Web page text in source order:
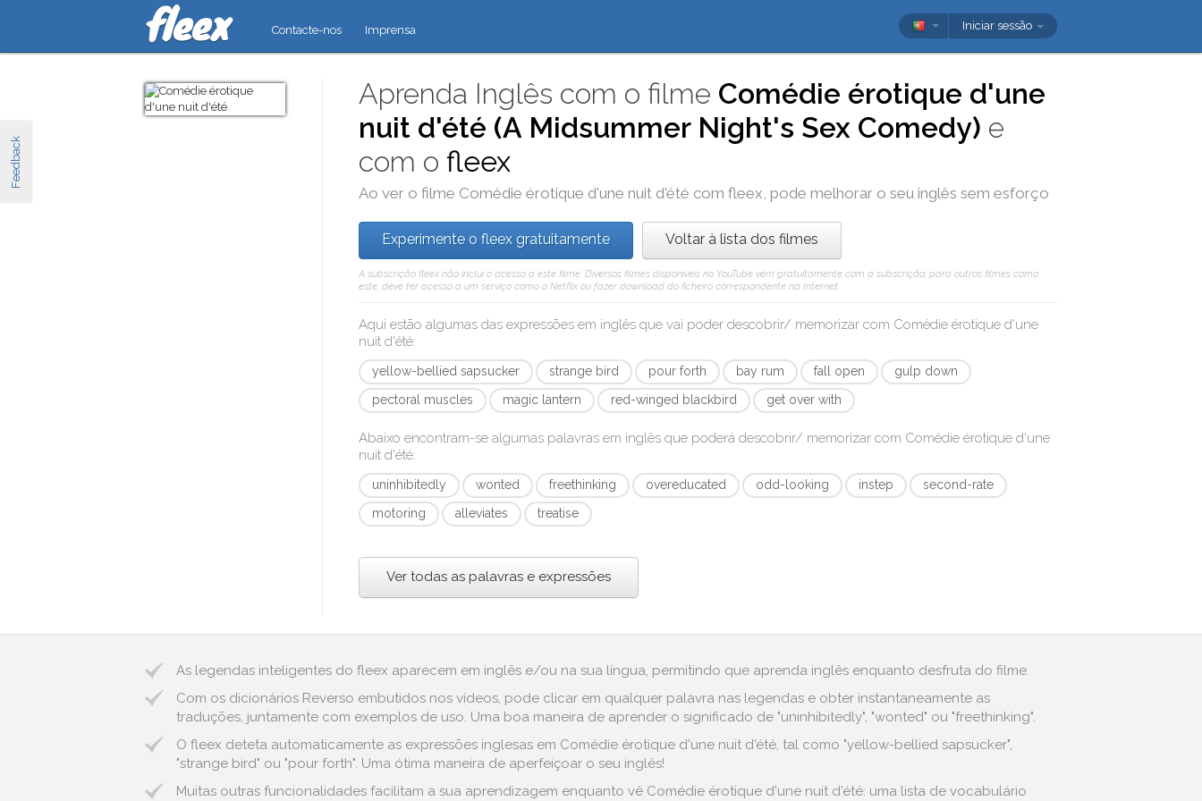
Feedback
Contacte-nos Imprensa Iniciar sessão
Aprenda Inglês com o filme Comédie érotique d'une
nuit d'été (A Midsummer Night's Sex Comedy) e
com ofleex
Ao ver o filme Comédie érotique d'une nuit d'été comfleex, pode melhorar o seu inglês sem esforço
Experimente o fleex gratuitamente Voltar à lista dos filmes
A subscrição fleex não inclui o acesso a este filme. Diversos filmes disponíveis no YouTube vêm gratuitamente com a subscrição; para outros filmes como
este, deve ter acesso a um serviço como o Netflix ou fazer download do ficheiro correspondente na Internet.
Aqui estão algumas das expressões em inglês que vai poder descobrir/ memorizar com Comédie érotique d'une
nuit d'été:
yellow-bellied sapsucker strange bird pour forth bay rum fall open
gulp down
pectoral muscles
magic lantern red-winged blackbird get over with
Abaixo encontram-se algumas palavras em inglês que poderá descobrir/ memorizar com Comédie érotique d'une
nuit d'été:
uninhibitedly wonted freethinking overeducated odd-looking instep
second-rate
motoring
alleviates treatise
Ver todas as palavras e expressões
As legendas inteligentes do fleex aparecem em inglês e/ou na sua língua, permitindo que aprenda inglês enquanto desfruta do filme.
Com os dicionários Reverso embutidos nos vídeos, pode clicar em qualquer palavra nas legendas e obter instantaneamente as
traduções, juntamente com exemplos de uso. Uma boa maneira de aprender o significado de "uninhibitedly", "wonted" ou "freethinking".
O fleex deteta automaticamente as expressões inglesas em Comédie érotique d'une nuit d'été, tal como "yellow-bellied sapsucker",
"strange bird" ou "pour forth". Uma ótima maneira de aperfeiçoar o seu inglês!
Muitas outras funcionalidades facilitam a sua aprendizagem enquanto vê Comédie érotique d'une nuit d'été: uma lista de vocabulário